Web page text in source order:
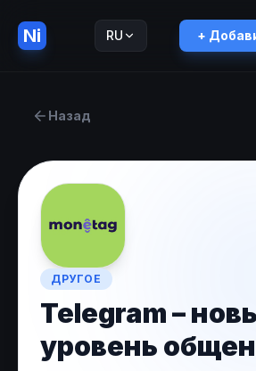
Ni RU +
Назад
ДРУГОЕ
Telegram –
уровень